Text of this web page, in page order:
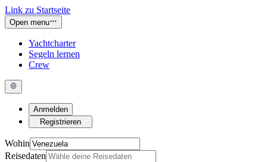
Link zu Startseite
Open menu
Yachtcharter
Segeln lernen
Crew
Anmelden
Registrieren
Wohin
Reisedaten